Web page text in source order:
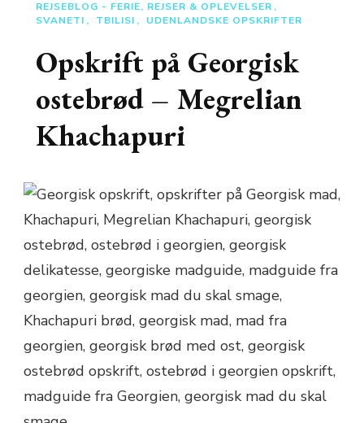
REJSEBLOG - FERIE, REJSER & OPLEVELSER
SVANETI
TBILISI UDENLANDSKE OPSKRIFTER
Opskrift på Georgisk
ostebrød – Megrelian
Khachapuri